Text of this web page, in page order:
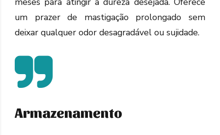
um prazer de mastigação prolongado sem
deixar qualquer odor desagradável ou sujidade.
Armazenamento